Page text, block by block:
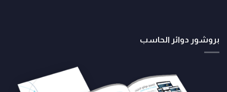
بروشور دوائر الحاسب